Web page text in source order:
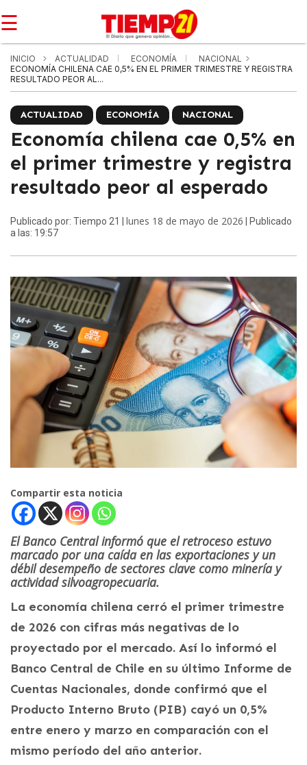
☰
INICIO ACTUALIDAD ECONOMÍA
NACIONAL
ECONOMÍA CHILENA CAE 0,5% EN EL PRIMER TRIMESTRE Y REGISTRA
RESULTADO PEOR AL...
ACTUALIDAD ECONOMÍA NACIONAL
Economía chilena cae 0,5% en
el primer trimestre y registra
resultado peor al esperado
Publicado por: Tiempo 21 | lunes 18 de mayo de 2026 | Publicado
a las: 19:57
Compartir esta noticia
El Banco Central informó que el retroceso estuvo
marcado por una caída en las exportaciones y un
débil desempeño de sectores clave como minería y
actividad silvoagropecuaria.
La economía chilena cerró el primer trimestre
de 2026 con cifras más negativas de lo
proyectado por el mercado. Así lo informó el
Banco Central de Chile en su último Informe de
Cuentas Nacionales, donde confirmó que el
Producto Interno Bruto (PIB) cayó un 0,5%
entre enero y marzo en comparación con el
mismo período del año anterior.